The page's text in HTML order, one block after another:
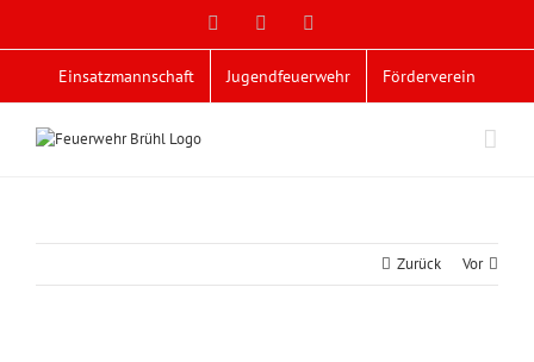
Facebook
Einsatzmannschaft Jugendfeuerwehr Förderverein
Zurück Vor